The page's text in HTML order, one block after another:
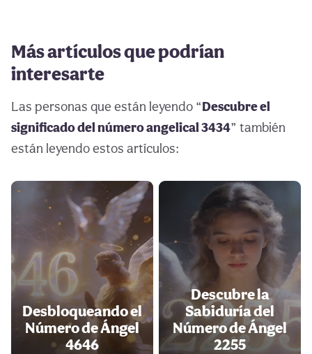
Más artículos que podrían
interesarte
Las personas que están leyendo “Descubre el
significado del número angelical 3434” también
están leyendo estos artículos:
Desbloqueando el
Número de Ángel
4646
Descubre la
Sabiduría del
Número de Ángel
2255